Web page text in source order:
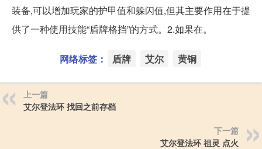
装备,可以增加玩家的护甲值和躲闪值,但其主要作用在于提
供了一种使用技能“盾牌格挡”的方式。2.如果在。
网络标签： 盾牌 艾尔 黄铜
上一篇
艾尔登法环 找回之前存档
下一篇
艾尔登法环 祖灵 点火